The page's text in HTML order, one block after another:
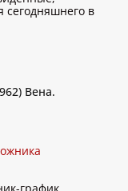
сегодняшнего в
Вена.